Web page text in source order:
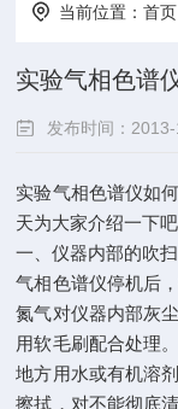
当前位置：首页
实验气相色谱
发布时间：2013-
实验气相色谱仪如
天为大家介绍一下
一、仪器内部的吹
气相色谱仪停机后
氮气对仪器内部灰
用软毛刷配合处理
地方用水或有机溶
擦拭，对不能彻底